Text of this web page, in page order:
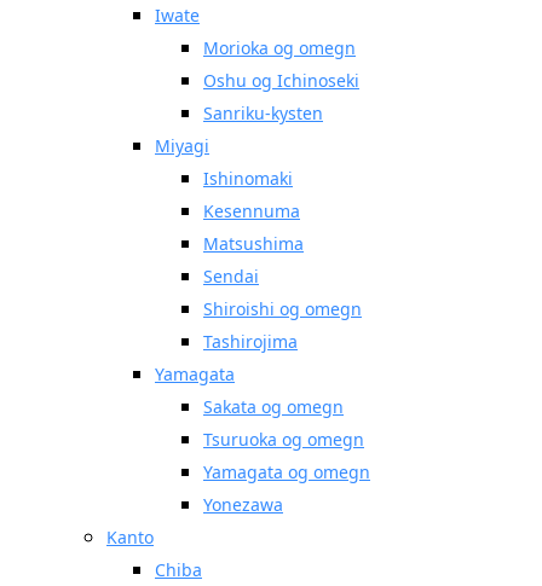
Iwate
Morioka og omegn
Oshu og Ichinoseki
Sanriku-kysten
Miyagi
Ishinomaki
Kesennuma
Matsushima
Sendai
Shiroishi og omegn
Tashirojima
Yamagata
Sakata og omegn
Tsuruoka og omegn
Yamagata og omegn
Yonezawa
Kanto
Chiba